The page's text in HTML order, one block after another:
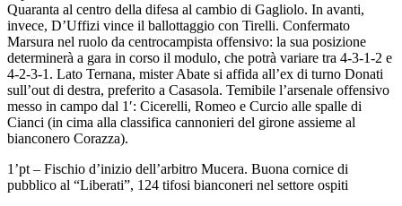
Quaranta al centro della difesa al cambio di Gagliolo. In avanti,
invece, D’Uffizi vince il ballottaggio con Tirelli. Confermato
Marsura nel ruolo da centrocampista offensivo: la sua posizione
determinerà a gara in corso il modulo, che potrà variare tra 4-3-1-2 e
4-2-3-1. Lato Ternana, mister Abate si affida all’ex di turno Donati
sull’out di destra, preferito a Casasola. Temibile l’arsenale offensivo
messo in campo dal 1′: Cicerelli, Romeo e Curcio alle spalle di
Cianci (in cima alla classifica cannonieri del girone assieme al
bianconero Corazza).
1’pt – Fischio d’inizio dell’arbitro Mucera. Buona cornice di
pubblico al “Liberati”, 124 tifosi bianconeri nel settore ospiti